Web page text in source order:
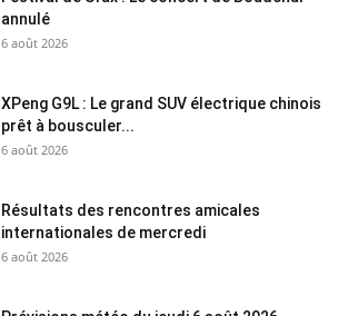
annulé
6 août 2026
XPeng G9L : Le grand SUV électrique chinois
prêt à bousculer...
6 août 2026
Résultats des rencontres amicales
internationales de mercredi
6 août 2026